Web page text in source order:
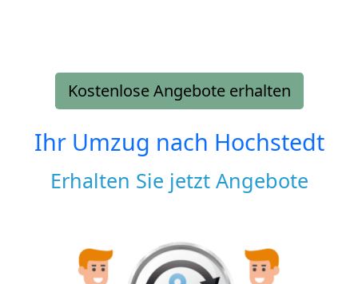
Kostenlose Angebote erhalten
Ihr Umzug nach Hochstedt
Erhalten Sie jetzt Angebote